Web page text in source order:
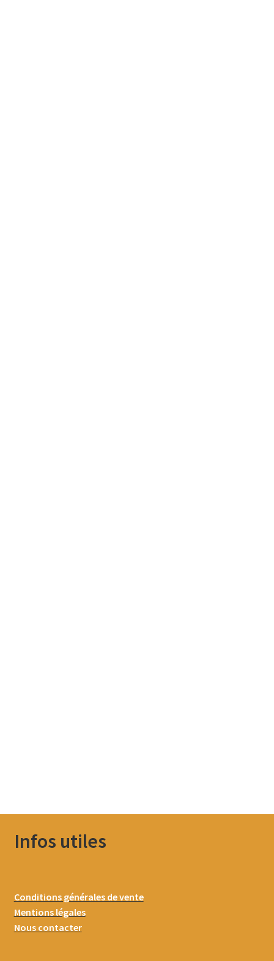
Infos utiles
Conditions générales de vente
Mentions légales
Nous contacter